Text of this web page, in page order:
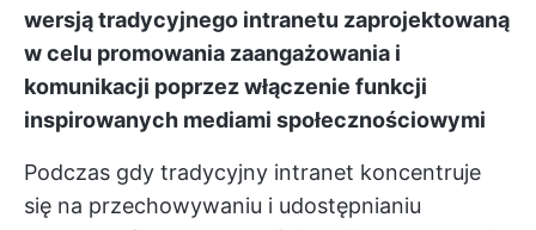
wersją tradycyjnego intranetu zaprojektowaną
w celu promowania zaangażowania i
komunikacji poprzez włączenie funkcji
inspirowanych mediami społecznościowymi
Podczas gdy tradycyjny intranet koncentruje
się na przechowywaniu i udostępnianiu